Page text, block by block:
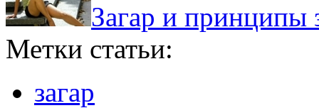
Загар и
Метки статьи:
загар